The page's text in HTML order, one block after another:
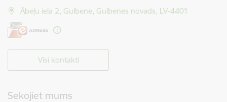
Ābeļu iela 2, Gulbene, Gulbenes novads, LV-4401
Visi kontakti
Sekojiet mums